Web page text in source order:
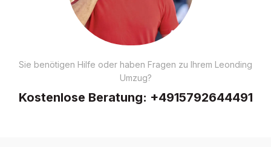
Sie benötigen Hilfe oder haben Fragen zu Ihrem Leonding
Umzug?
Kostenlose Beratung: +4915792644491